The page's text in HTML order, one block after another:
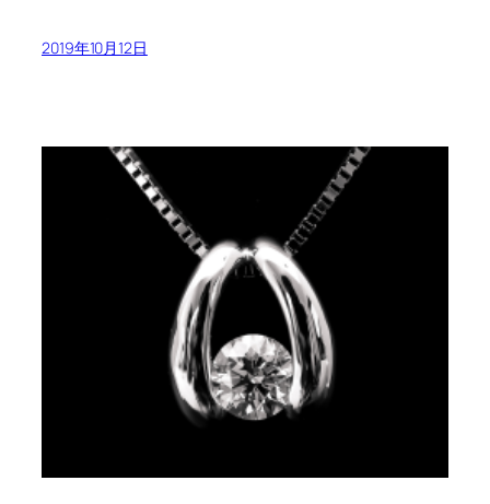
2019年10月12日